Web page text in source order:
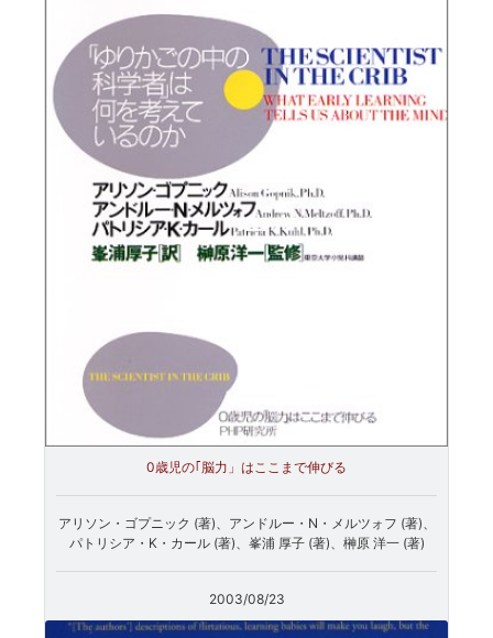
0歳児の｢脳力」はここまで伸びる
アリソン・ゴプニック (著)、アンドルー・N・メルツォフ (著)、
パトリシア・K・カール (著)、峯浦 厚子 (著)、榊原 洋一 (著)
2003/08/23